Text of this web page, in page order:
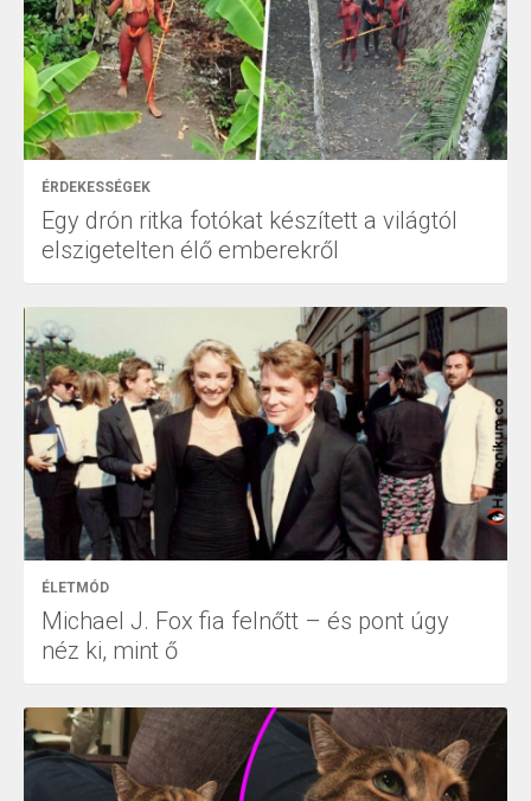
ÉRDEKESSÉGEK
Egy drón ritka fotókat készített a világtól
elszigetelten élő emberekről
ÉLETMÓD
Michael J. Fox fia felnőtt – és pont úgy
néz ki, mint ő